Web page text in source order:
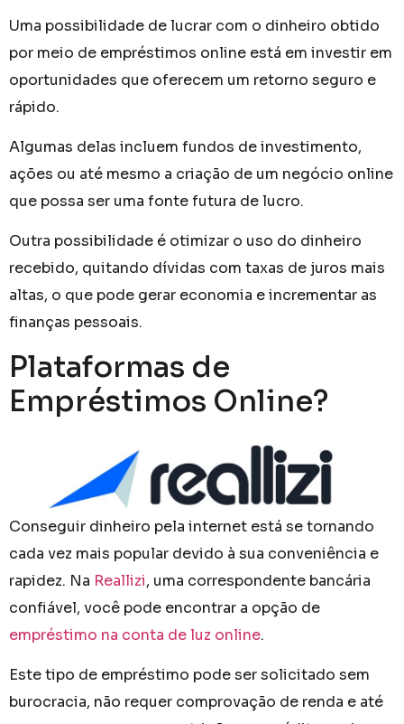
Uma possibilidade de lucrar com o dinheiro obtido
por meio de empréstimos online está em investir em
oportunidades que oferecem um retorno seguro e
rápido.
Algumas delas incluem fundos de investimento,
ações ou até mesmo a criação de um negócio online
que possa ser uma fonte futura de lucro.
Outra possibilidade é otimizar o uso do dinheiro
recebido, quitando dívidas com taxas de juros mais
altas, o que pode gerar economia e incrementar as
finanças pessoais.
Plataformas de
Empréstimos Online?
Conseguir dinheiro pela internet está se tornando
cada vez mais popular devido à sua conveniência e
rapidez. Na Reallizi, uma correspondente bancária
confiável, você pode encontrar a opção de
empréstimo na conta de luz online.
Este tipo de empréstimo pode ser solicitado sem
burocracia, não requer comprovação de renda e até